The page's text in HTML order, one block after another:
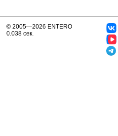
© 2005—2026 ENTERO
0.038 сек.